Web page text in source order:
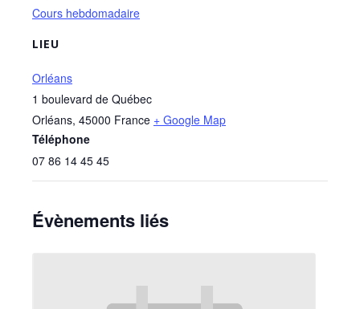
Cours hebdomadaire
LIEU
Orléans
1 boulevard de Québec
Orléans, 45000 France + Google Map
Téléphone
07 86 14 45 45
Évènements liés